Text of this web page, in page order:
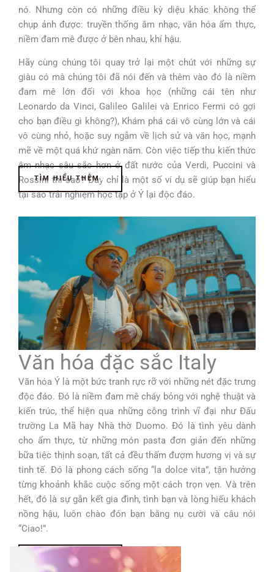
nó. Nhưng còn có những điều kỳ diệu khác không thể
chụp ảnh được: truyền thống âm nhạc, văn hóa ẩm thực,
niềm đam mê được ở bên nhau, khí hậu.
Hãy cùng chúng tôi quay trở lại một chút với những sự
giàu có mà chúng tôi đã nói đến và thêm vào đó là niềm
đam mê lớn đối với khoa học (những cái tên như
Leonardo da Vinci, Galileo Galilei và Enrico Fermi có gợi
cho bạn điều gì không?), Khám phá cái vô cùng lớn và cái
vô cùng nhỏ, hoặc suy ngẫm về lịch sử và văn học, mạnh
mẽ về một quá khứ ngàn năm. Còn việc tiếp thu kiến thức
âm nhạc sâu sắc hơn ở đất nước của Verdi, Puccini và
Rossini thì sao? Đây chỉ là một số ví dụ sẽ giúp bạn hiểu
tại sao trải nghiệm học tập ở Ý lại độc đáo.
TÌM HIỂU THÊM
Văn hóa đặc sắc Italy
Văn hóa Ý là một bức tranh rực rỡ với những nét đặc trưng
độc đáo. Đó là niềm đam mê cháy bỏng với nghệ thuật và
kiến trúc, thể hiện qua những công trình vĩ đại như Đấu
trường La Mã hay Nhà thờ Duomo. Đó là tình yêu dành
cho ẩm thực, từ những món pasta đơn giản đến những
bữa tiệc thịnh soạn, tất cả đều thấm đượm hương vị và sự
tinh tế. Đó là phong cách sống “la dolce vita”, tận hưởng
từng khoảnh khắc cuộc sống một cách trọn vẹn. Và trên
hết, đó là sự gắn kết gia đình, tình bạn và lòng hiếu khách
nồng hậu, luôn chào đón bạn bằng nụ cười và câu nói
“Ciao!”.
TÌM HIỂU THÊM